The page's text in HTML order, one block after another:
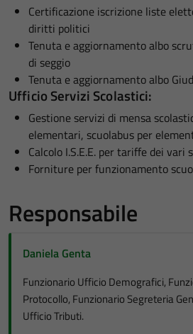
Certificazione iscrizione liste
diritti politici
Tenuta e aggiornamento albo
di seggio
Tenuta e aggiornamento albo
Ufficio Servizi Scolastici:
Gestione servizi di mensa
elementari, scuolabus per
Calcolo I.S.E.E. per tariffe dei vari
Forniture per funzionamento
Responsabile
Daniela Genta
Funzionario Ufficio Demografici,
Protocollo, Funzionario Segreteria
Ufficio Tributi.